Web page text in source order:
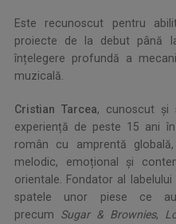
Este recunoscut pentru
proiecte de la debut până
înțelegere profundă a
muzicală.
Cristian Tarcea, cunoscut și
experiență de peste 15 ani
român cu amprentă
melodic, emoțional și
orientale. Fondator al
spatele unor piese ce
precum Sugar & Brownies,